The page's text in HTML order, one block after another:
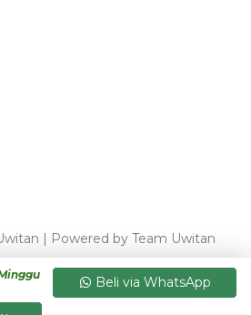
| Powered by Team Uwitan
Beli via WhatsApp